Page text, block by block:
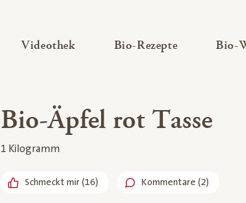
Videothek— Untermenü ausklappen
Bio-Rezepte— Bio-
Bio-Äpfel rot Tasse
1 Kilogramm
Schmeckt mir(16) Kommentare (2)